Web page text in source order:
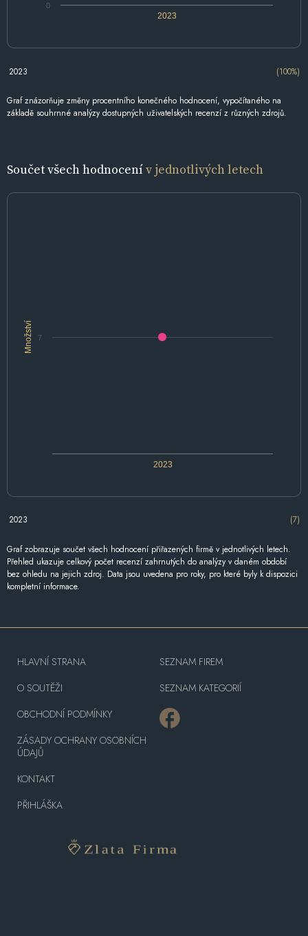
2023
0
2023 (100%)
Graf znázorňuje změny procentního konečného hodnocení, vypočítaného na
základě souhrnné analýzy dostupných uživatelských recenzí z různých zdrojů.
Součet všech hodnocenív jednotlivých letech
Množství
2023
7
2023 (7)
Graf zobrazuje součet všech hodnocení přiřazených firmě v jednotlivých letech.
Přehled ukazuje celkový počet recenzí zahrnutých do analýzy v daném období
bez ohledu na jejich zdroj. Data jsou uvedena pro roky, pro které byly k dispozici
kompletní informace.
HLAVNÍ STRANA
O SOUTĚŽI
OBCHODNÍ PODMÍNKY
ZÁSADY OCHRANY OSOBNÍCH
ÚDAJŮ
KONTAKT
PŘIHLÁŠKA
SEZNAM FIREM
SEZNAM KATEGORIÍ